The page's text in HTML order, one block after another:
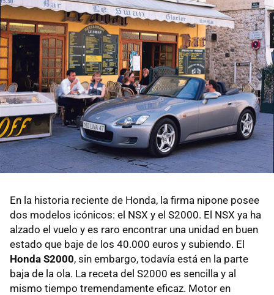
En la historia reciente de Honda, la firma nipone posee
dos modelos icónicos: el NSX y el S2000. El NSX ya ha
alzado el vuelo y es raro encontrar una unidad en buen
estado que baje de los 40.000 euros y subiendo. El
Honda S2000, sin embargo, todavía está en la parte
baja de la ola. La receta del S2000 es sencilla y al
mismo tiempo tremendamente eficaz. Motor en